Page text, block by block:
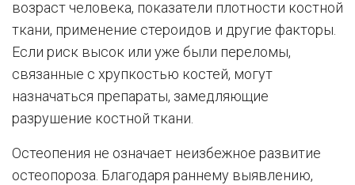
возраст человека, показатели плотности костной
ткани, применение стероидов и другие факторы.
Если риск высок или уже были переломы,
связанные с хрупкостью костей, могут
назначаться препараты, замедляющие
разрушение костной ткани.
Остеопения не означает неизбежное развитие
остеопороза. Благодаря раннему выявлению,